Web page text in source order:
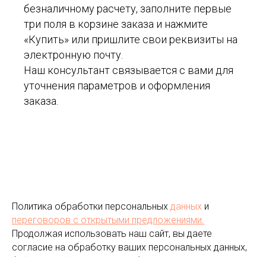
безналичному расчету, заполните первые
три поля в корзине заказа и нажмите
«Купить» или пришлите свои реквизиты на
электронную почту.
Наш консультант связывается с вами для
уточнения параметров и оформления
заказа.
Политика обработки персональных данных и
переговоров с открытыми предложениями.
Продолжая использовать наш сайт, вы даете
согласие на обработку ваших персональных данных,